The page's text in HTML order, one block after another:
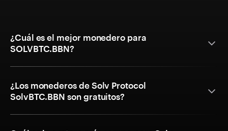
¿Cuál es el mejor monedero para
SOLVBTC.BBN?
¿Los monederos de Solv Protocol
SolvBTC.BBN son gratuitos?